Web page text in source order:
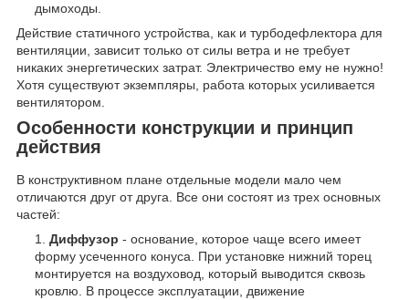
дымоходы.
Действие статичного устройства, как и турбодефлектора для
вентиляции, зависит только от силы ветра и не требует
никаких энергетических затрат. Электричество ему не нужно!
Хотя существуют экземпляры, работа которых усиливается
вентилятором.
Особенности конструкции и принцип
действия
В конструктивном плане отдельные модели мало чем
отличаются друг от друга. Все они состоят из трех основных
частей:
Диффузор - основание, которое чаще всего имеет
форму усеченного конуса. При установке нижний торец
монтируется на воздуховод, который выводится сквозь
кровлю. В процессе эксплуатации, движение